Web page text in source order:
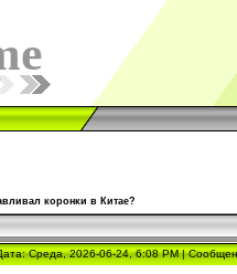
коронки в Китае?
Среда, 2026-06-24, 6:08 PM |